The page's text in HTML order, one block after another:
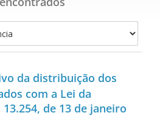
da distribuição dos
com a Lei da
de 13 de janeiro